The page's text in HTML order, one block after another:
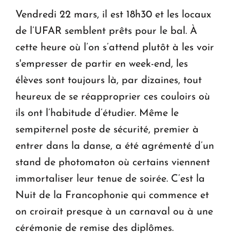
Vendredi 22 mars, il est 18h30 et les locaux
de l’UFAR semblent prêts pour le bal. À
cette heure où l’on s’attend plutôt à les voir
s'empresser de partir en week-end, les
élèves sont toujours là, par dizaines, tout
heureux de se réapproprier ces couloirs où
ils ont l’habitude d’étudier. Même le
sempiternel poste de sécurité, premier à
entrer dans la danse, a été agrémenté d’un
stand de photomaton où certains viennent
immortaliser leur tenue de soirée. C’est la
Nuit de la Francophonie qui commence et
on croirait presque à un carnaval ou à une
cérémonie de remise des diplômes.